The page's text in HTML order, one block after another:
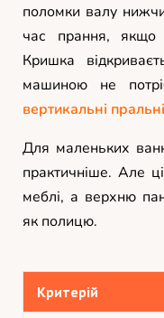
поломки валу
час прання, якщо
Кришка
машиною не
вертикальні
Для маленьких
практичніше. Але
меблі, а верхню
як полицю.
Критерій